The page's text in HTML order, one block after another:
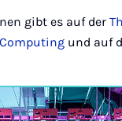
gibt es auf der
und auf